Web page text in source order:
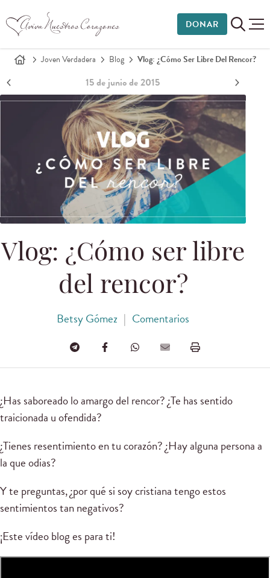
DONAR
Joven Verdadera Blog Vlog: ¿Cómo Ser Libre Del Rencor?
15 de junio de 2015
Vlog: ¿Cómo ser libre
del rencor?
Betsy Gómez | Comentarios
¿Has saboreado lo amargo del rencor? ¿Te has sentido
traicionada u ofendida?
¿Tienes resentimiento en tu corazón? ¿Hay alguna persona a
la que odias?
Y te preguntas, ¿por qué si soy cristiana tengo estos
sentimientos tan negativos?
¡Este vídeo blog es para ti!